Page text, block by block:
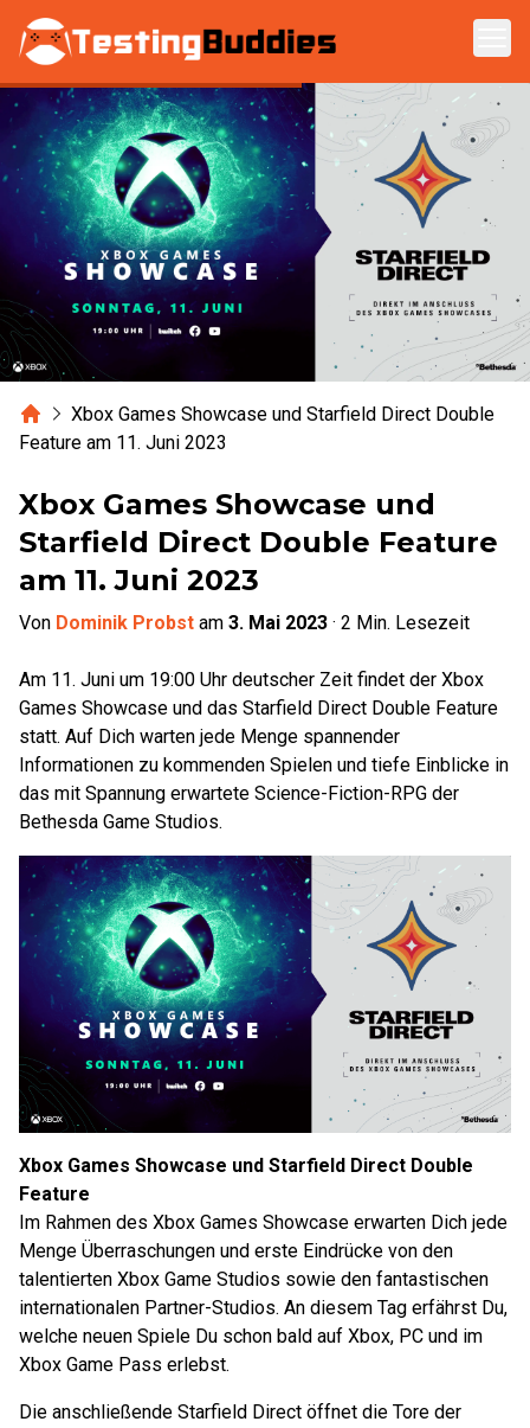
Zum Hauptinhalt springen
HomeXbox Games Showcase und Starfield Direct Double
Feature am 11. Juni 2023
Xbox Games Showcase und
Starfield Direct Double Feature
am 11. Juni 2023
Von Dominik Probst am 3. Mai 2023 · 2 Min. Lesezeit
Am 11. Juni um 19:00 Uhr deutscher Zeit findet der Xbox
Games Showcase und das Starfield Direct Double Feature
statt. Auf Dich warten jede Menge spannender
Informationen zu kommenden Spielen und tiefe Einblicke in
das mit Spannung erwartete Science-Fiction-RPG der
Bethesda Game Studios.
Xbox Games Showcase und Starfield Direct Double
Feature
Im Rahmen des Xbox Games Showcase erwarten Dich jede
Menge Überraschungen und erste Eindrücke von den
talentierten Xbox Game Studios sowie den fantastischen
internationalen Partner-Studios. An diesem Tag erfährst Du,
welche neuen Spiele Du schon bald auf Xbox, PC und im
Xbox Game Pass erlebst.
Die anschließende Starfield Direct öffnet die Tore der